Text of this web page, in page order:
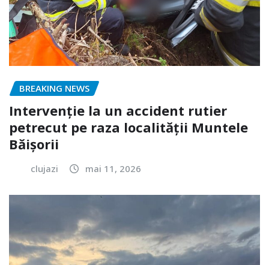
BREAKING NEWS
Intervenție la un accident rutier
petrecut pe raza localității Muntele
Băișorii
clujazi mai 11, 2026